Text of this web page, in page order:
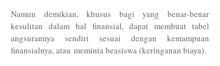
Namun demikian, khusus bagi yang benar-benar
kesulitan dalam hal finansial, dapat membuat tabel
angsurannya sendiri sesuai dengan kemampuan
finansialnya, atau meminta beasiswa (keringanan biaya).